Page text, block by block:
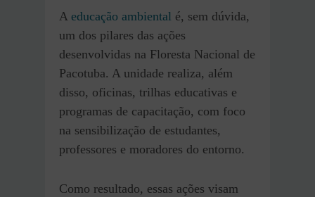
A educação ambiental é, sem dúvida,
um dos pilares das ações
desenvolvidas na Floresta Nacional de
Pacotuba. A unidade realiza, além
disso, oficinas, trilhas educativas e
programas de capacitação, com foco
na sensibilização de estudantes,
professores e moradores do entorno.
Como resultado, essas ações visam